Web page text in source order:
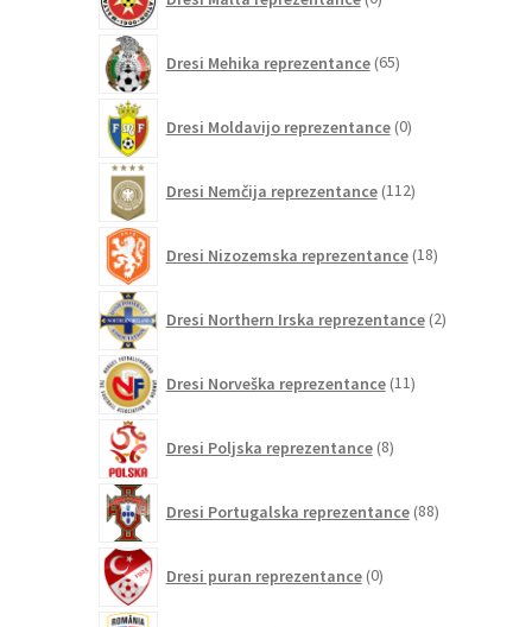
izdelkov
Dresi Mehika reprezentance 65izdelkov
Dresi Moldavijo reprezentance 0izdelkov
Dresi Nemčija reprezentance 112izdelkov
Dresi Nizozemska reprezentance 18izdelkov
Dresi Northern Irska reprezentance 2izdelka
Dresi Norveška reprezentance 11izdelkov
Dresi Poljska reprezentance 8izdelkov
Dresi Portugalska reprezentance 88izdelkov
Dresi puran reprezentance 0izdelkov